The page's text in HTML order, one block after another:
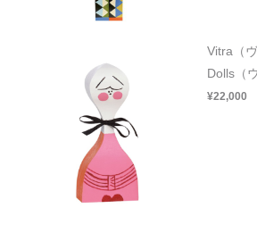
Vitra（
Dolls（
¥22,000